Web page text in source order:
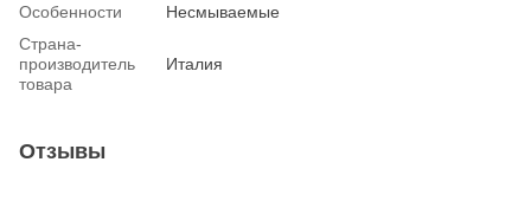
Особенности
Несмываемые
Страна-
производитель
товара
Италия
Отзывы